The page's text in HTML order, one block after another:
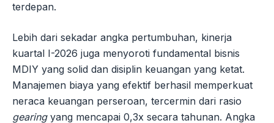
terdepan.
Lebih dari sekadar angka pertumbuhan, kinerja
kuartal I-2026 juga menyoroti fundamental bisnis
MDIY yang solid dan disiplin keuangan yang ketat.
Manajemen biaya yang efektif berhasil memperkuat
neraca keuangan perseroan, tercermin dari rasio
gearingyang mencapai 0,3x secara tahunan. Angka